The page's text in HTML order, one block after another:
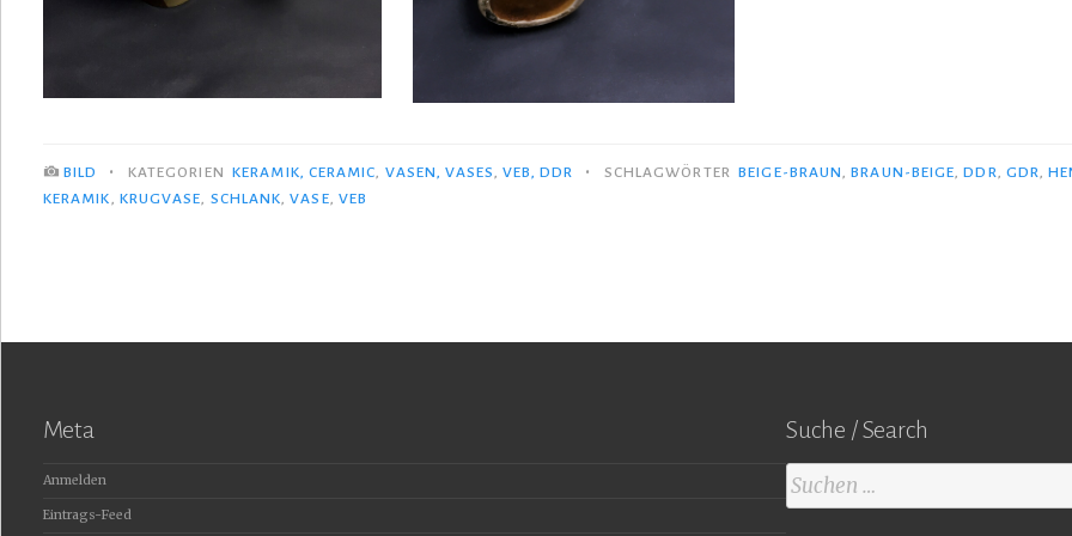
BILD • KATEGORIEN KERAMIK, CERAMIC, VASEN, VASES, VEB, DDR • SCHLAGWÖRTER BEIGE-BRAUN,BRAUN-BEIGE,DDR, GDR,
KERAMIK, KRUGVASE, SCHLANK,VASE, VEB
Meta
Anmelden
Eintrags-Feed
Suche / Search
nach: